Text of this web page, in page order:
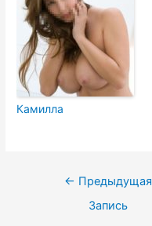
Камилла
Навигация
← Предыдущая
Запись